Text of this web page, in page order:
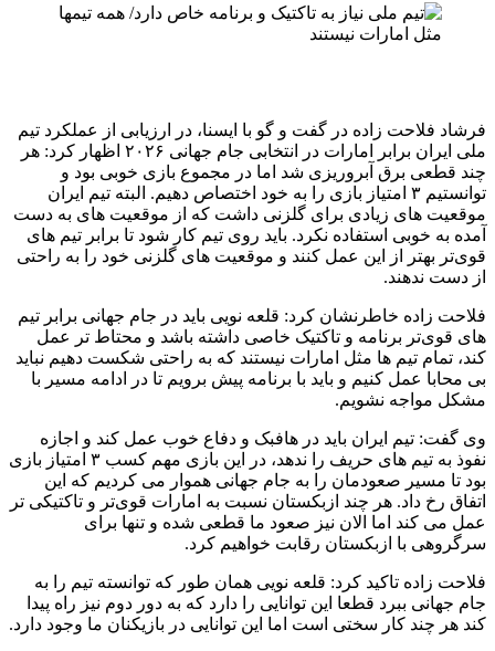
فرشاد فلاحت زاده در گفت و گو با ایسنا، در ارزیابی از عملکرد تیم
ملی ایران برابر امارات در انتخابی جام جهانی ۲۰۲۶ اظهار کرد: هر
چند قطعی برق آبروریزی شد اما در مجموع بازی خوبی بود و
توانستیم ۳ امتیاز بازی را به خود اختصاص دهیم. البته تیم ایران
موقعیت های زیادی برای گلزنی داشت که از موقعیت های به دست
آمده به خوبی استفاده نکرد. باید روی تیم کار شود تا برابر تیم های
قوی‌تر بهتر از این عمل کنند و موقعیت های گلزنی خود را به راحتی
از دست ندهند.
فلاحت زاده خاطرنشان کرد: قلعه نویی باید در جام جهانی برابر تیم
های قوی‌تر برنامه و تاکتیک خاصی داشته باشد و محتاط تر عمل
کند، تمام تیم ها مثل امارات نیستند که به راحتی شکست دهیم نباید
بی محابا عمل کنیم و باید با برنامه پیش برویم تا در ادامه مسیر با
مشکل مواجه نشویم.
وی گفت: تیم ایران باید در هافبک و دفاع خوب عمل کند و اجازه
نفوذ به تیم های حریف را ندهد، در این بازی مهم کسب ۳ امتیاز بازی
بود تا مسیر صعودمان را به جام جهانی هموار می کردیم که این
اتفاق رخ داد. هر چند ازبکستان نسبت به امارات قوی‌تر و تاکتیکی تر
عمل می کند اما الان نیز صعود ما قطعی شده و تنها برای
سرگروهی با ازبکستان رقابت خواهیم کرد.
فلاحت زاده تاکید کرد: قلعه نویی همان طور که توانسته تیم را به
جام جهانی ببرد قطعا این توانایی را دارد که به دور دوم نیز راه پیدا
کند هر چند کار سختی است اما این توانایی در بازیکنان ما وجود دارد.